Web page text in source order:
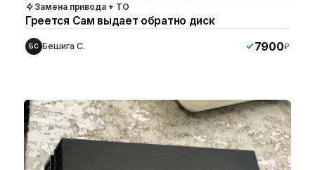
Замена привода + ТО
Греется Сам выдает обратно диск
БС Бешига С. 7900₽